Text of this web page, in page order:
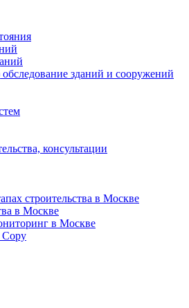
зданий и сооружений
консультации
строительства в Москве
в Москве
в Москве
Copy